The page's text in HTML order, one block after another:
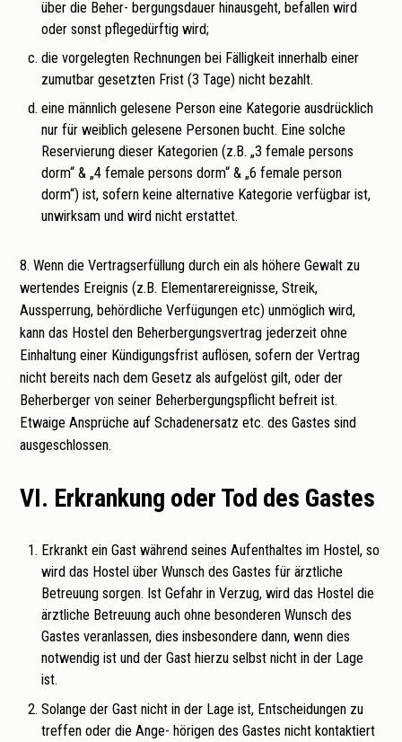
über die Beher- bergungsdauer hinausgeht, befallen wird
oder sonst pflegedürftig wird;
die vorgelegten Rechnungen bei Fälligkeit innerhalb einer
zumutbar gesetzten Frist (3 Tage) nicht bezahlt.
eine männlich gelesene Person eine Kategorie ausdrücklich
nur für weiblich gelesene Personen bucht. Eine solche
Reservierung dieser Kategorien (z.B. „3 female persons
dorm“ & „4 female persons dorm“ & „6 female person
dorm“) ist, sofern keine alternative Kategorie verfügbar ist,
unwirksam und wird nicht erstattet.
8. Wenn die Vertragserfüllung durch ein als höhere Gewalt zu
wertendes Ereignis (z.B. Elementarereignisse, Streik,
Aussperrung, behördliche Verfügungen etc) unmöglich wird,
kann das Hostel den Beherbergungsvertrag jederzeit ohne
Einhaltung einer Kündigungsfrist auflösen, sofern der Vertrag
nicht bereits nach dem Gesetz als aufgelöst gilt, oder der
Beherberger von seiner Beherbergungspflicht befreit ist.
Etwaige Ansprüche auf Schadenersatz etc. des Gastes sind
ausgeschlossen.
VI. Erkrankung oder Tod des Gastes
Erkrankt ein Gast während seines Aufenthaltes im Hostel, so
wird das Hostel über Wunsch des Gastes für ärztliche
Betreuung sorgen. Ist Gefahr in Verzug, wird das Hostel die
ärztliche Betreuung auch ohne besonderen Wunsch des
Gastes veranlassen, dies insbesondere dann, wenn dies
notwendig ist und der Gast hierzu selbst nicht in der Lage
ist.
Solange der Gast nicht in der Lage ist, Entscheidungen zu
treffen oder die Ange- hörigen des Gastes nicht kontaktiert